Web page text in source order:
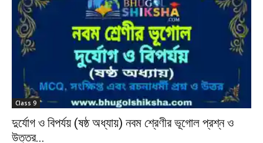
Class 9
দুর্যোগ ও বিপর্যয় (ষষ্ঠ অধ্যায়) নবম শ্রেণীর ভূগোল প্রশ্ন ও
উত্তর...